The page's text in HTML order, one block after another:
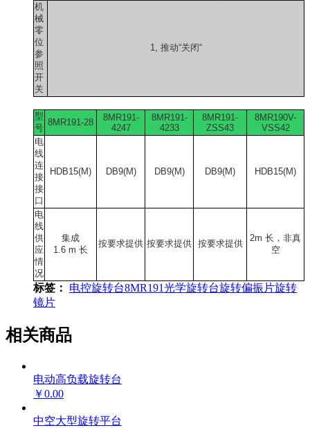
机
械
零
位
参
照
开
关
1, 推动“关闭“
型
号
8MR191-28
8MR191-
4247
8MR191-
4233
8MR191-
ZSS43
8MR190V-
VSS42
电
线
连
接
接
口
HDB15(M) DB9(M) DB9(M) DB9(M) HDB15(M)
电
线
供
应
情
况
集成
1.6 m 长
按要求提供 按要求提供 按要求提供
2m 长，非真
空
标签： 电控旋转台8MR191光学旋转台旋转偏振片旋转
镜片
相关商品
电动高负载旋转台
￥0.00
中空大型旋转平台